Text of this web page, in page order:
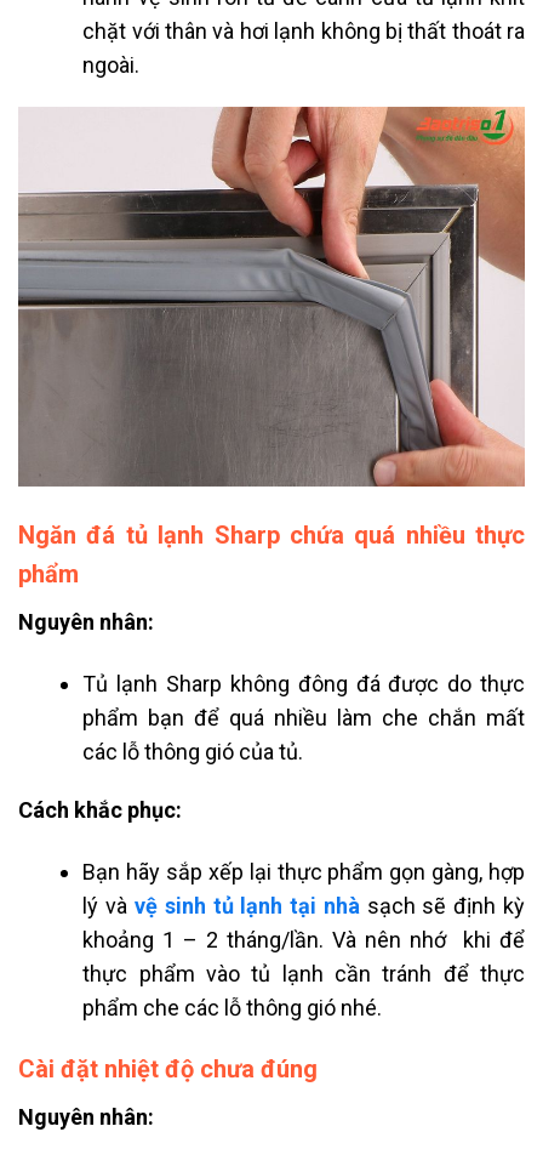
chặt với thân và hơi lạnh không bị thất thoát ra
ngoài.
Ngăn đá tủ lạnh Sharp chứa quá nhiều thực
phẩm
Nguyên nhân:
Tủ lạnh Sharp không đông đá được do thực
phẩm bạn để quá nhiều làm che chắn mất
các lỗ thông gió của tủ.
Cách khắc phục:
Bạn hãy sắp xếp lại thực phẩm gọn gàng, hợp
lý và vệ sinh tủ lạnh tại nhà sạch sẽ định kỳ
khoảng 1 – 2 tháng/lần. Và nên nhớ khi để
thực phẩm vào tủ lạnh cần tránh để thực
phẩm che các lỗ thông gió nhé.
Cài đặt nhiệt độ chưa đúng
Nguyên nhân: